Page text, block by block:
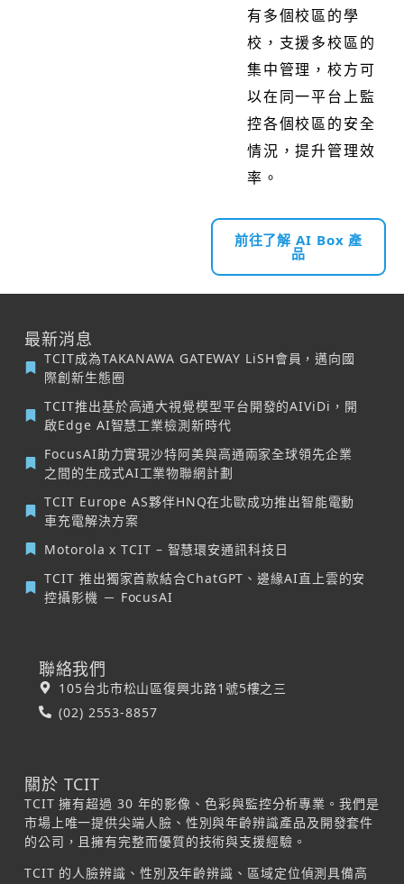
有多個校區的學
校，支援多校區的
集中管理，校方可
以在同一平台上監
控各個校區的安全
情況，提升管理效
率。
前往了解 AI Box 產
品
關於 TCIT
TCIT 擁有超過 30 年的影像、色彩與監控分析專業。我們是
市場上唯一提供尖端人臉、性別與年齡辨識產品及開發套件
的公司，且擁有完整而優質的技術與支援經驗。
TCIT 的人臉辨識、性別及年齡辨識、區域定位偵測具備高
最新消息
TCIT成為TAKANAWA GATEWAY LiSH會員，邁向國
際創新生態圈
TCIT推出基於高通大視覺模型平台開發的AIViDi，開
啟Edge AI智慧工業檢測新時代
FocusAI助力實現沙特阿美與高通兩家全球領先企業
之間的生成式AI工業物聯網計劃
TCIT Europe AS夥伴HNQ在北歐成功推出智能電動
車充電解決方案
Motorola x TCIT – 智慧環安通訊科技日
TCIT 推出獨家首款結合ChatGPT、邊緣AI直上雲的安
控攝影機 － FocusAI
聯絡我們
105台北市松山區復興北路1號5樓之三
(02) 2553-8857